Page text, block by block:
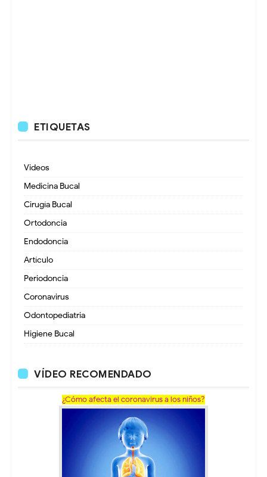
ETIQUETAS
Videos
Medicina Bucal
Cirugía Bucal
Ortodoncia
Endodoncia
Artículo
Periodoncia
Coronavirus
Odontopediatria
Higiene Bucal
VÍDEO RECOMENDADO
¿Cómo afecta el coronavirus a los niños?